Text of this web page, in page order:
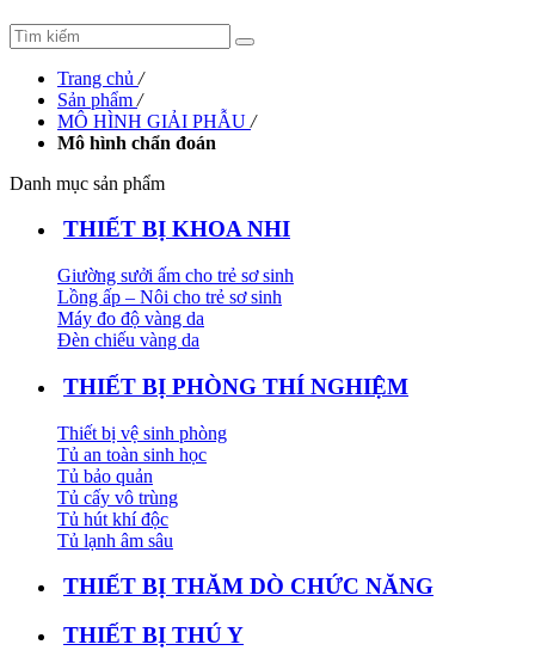
Trang chủ /
Sản phẩm /
MÔ HÌNH GIẢI PHẪU /
Mô hình chẩn đoán
Danh mục sản phẩm
THIẾT BỊ KHOA NHI
Giường sưởi ấm cho trẻ sơ sinh
Lồng ấp – Nôi cho trẻ sơ sinh
Máy đo độ vàng da
Đèn chiếu vàng da
THIẾT BỊ PHÒNG THÍ NGHIỆM
Thiết bị vệ sinh phòng
Tủ an toàn sinh học
Tủ bảo quản
Tủ cấy vô trùng
Tủ hút khí độc
Tủ lạnh âm sâu
THIẾT BỊ THĂM DÒ CHỨC NĂNG
THIẾT BỊ THÚ Y